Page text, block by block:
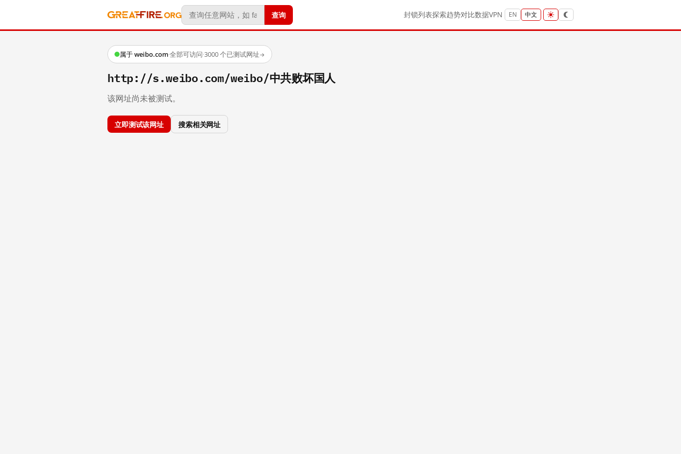
查询 封锁列表探索趋势对比数据VPN EN 中文
属于 weibo.com·全部可访问·3000 个已测试网址→
http://s.weibo.com/weibo/中共败坏国人
该网址尚未被测试。
立即测试该网址 搜索相关网址